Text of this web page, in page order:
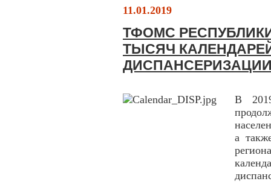
11.01.2019
ТФОМС
ТЫСЯЧ
В
а